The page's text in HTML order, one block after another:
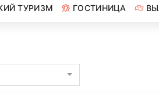
ТУРИЗМ ГОСТИНИЦА